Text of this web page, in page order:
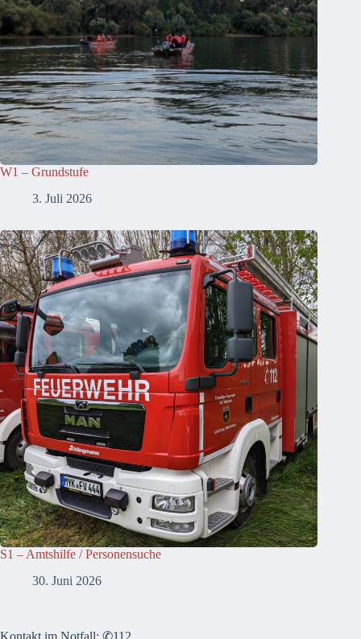
W1 – Grundstufe
3. Juli 2026
S1 – Amtshilfe / Personensuche
30. Juni 2026
Kontakt im Notfall: ✆112